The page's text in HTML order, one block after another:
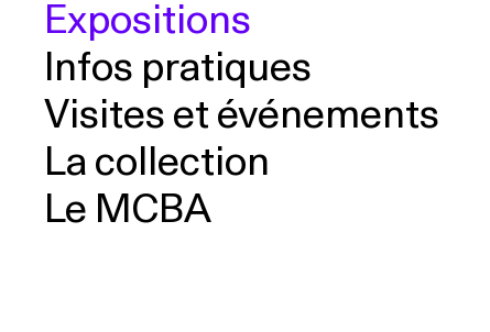
Expositions
Infos pratiques
Visites et événements
La collection
Le MCBA